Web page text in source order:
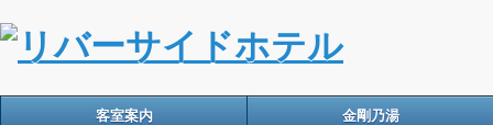
客室案内 金剛乃湯